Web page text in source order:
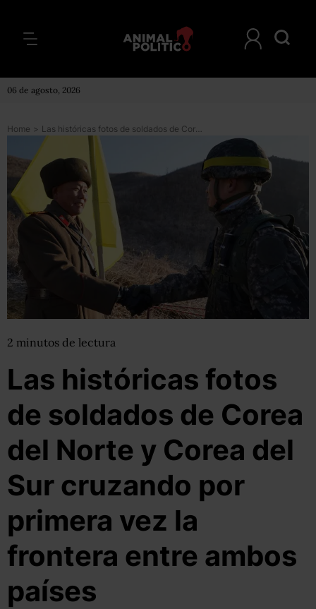
06 de agosto, 2026
Home > Las históricas fotos de soldados de Corea del Norte y Corea del Sur cruzando por primera vez la frontera entre ambos países
2 minutos de lectura
Las históricas fotos
de soldados de Corea
del Norte y Corea del
Sur cruzando por
primera vez la
frontera entre ambos
países